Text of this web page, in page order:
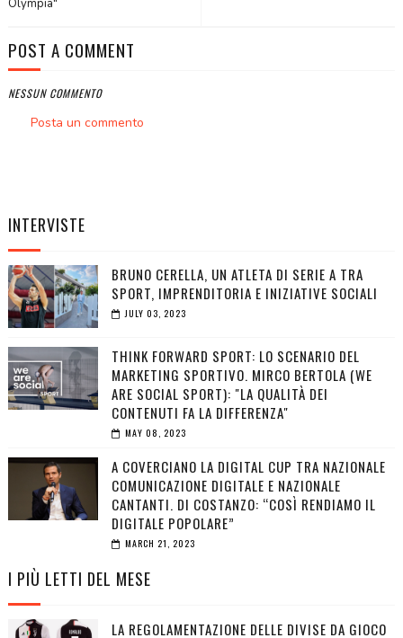
Olympia"
POST A COMMENT
NESSUN COMMENTO
Posta un commento
INTERVISTE
BRUNO CERELLA, UN ATLETA DI SERIE A TRA
SPORT, IMPRENDITORIA E INIZIATIVE SOCIALI
JULY 03, 2023
THINK FORWARD SPORT: LO SCENARIO DEL
MARKETING SPORTIVO. MIRCO BERTOLA (WE
ARE SOCIAL SPORT): "LA QUALITÀ DEI
CONTENUTI FA LA DIFFERENZA"
MAY 08, 2023
A COVERCIANO LA DIGITAL CUP TRA NAZIONALE
COMUNICAZIONE DIGITALE E NAZIONALE
CANTANTI. DI COSTANZO: “COSÌ RENDIAMO IL
DIGITALE POPOLARE”
MARCH 21, 2023
I PIÙ LETTI DEL MESE
LA REGOLAMENTAZIONE DELLE DIVISE DA GIOCO